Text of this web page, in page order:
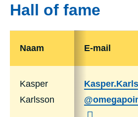
Hall of fame
Naam
Kasper
Karlsson
E-mail